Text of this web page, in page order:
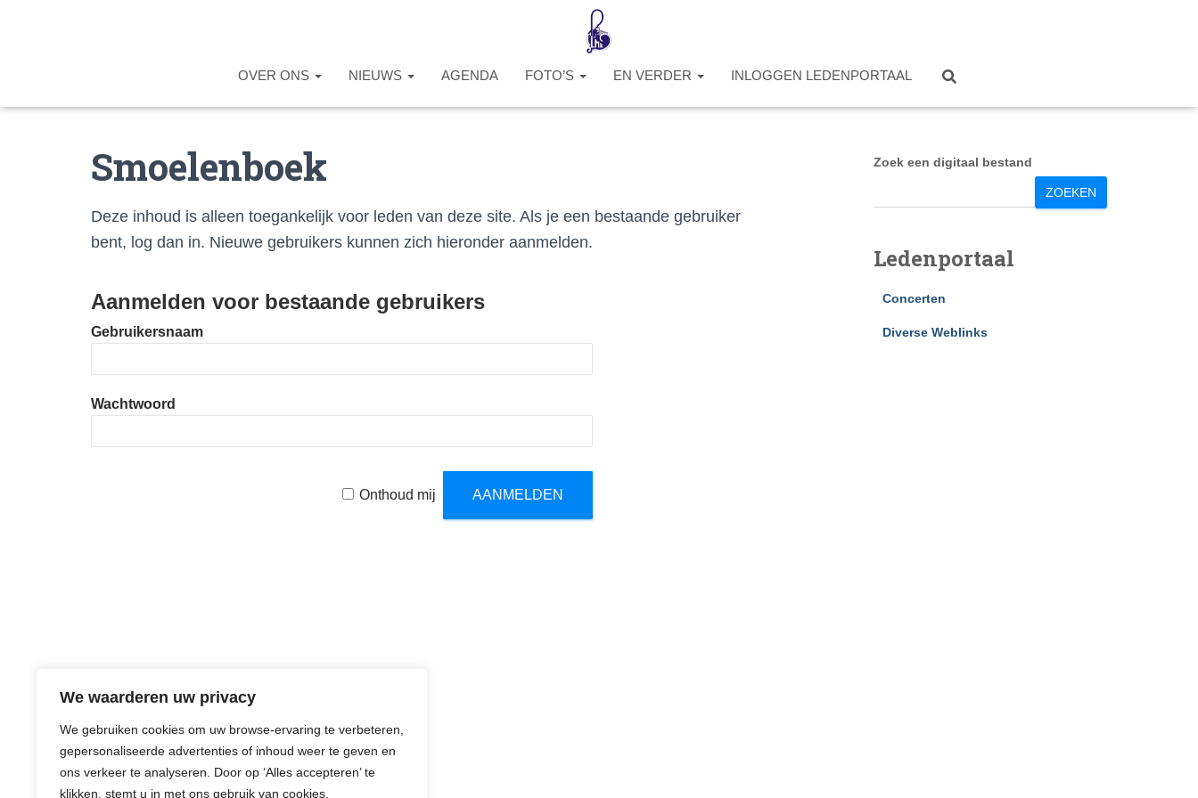
We waarderen uw privacy
We gebruiken cookies om uw browse-ervaring te verbeteren,
gepersonaliseerde advertenties of inhoud weer te geven en
ons verkeer te analyseren. Door op ‘Alles accepteren’ te
klikken, stemt u in met ons gebruik van cookies.
OVER ONS NIEUWS AGENDA FOTO’S EN VERDER INLOGGEN LEDENPORTAAL
Smoelenboek
Deze inhoud is alleen toegankelijk voor leden van deze site. Als je een bestaande gebruiker
bent, log dan in. Nieuwe gebruikers kunnen zich hieronder aanmelden.
Aanmelden voor bestaande gebruikers
Gebruikersnaam
Wachtwoord
Onthoud mij
Zoek een digitaal bestand
ZOEKEN
Ledenportaal
Concerten
Diverse Weblinks